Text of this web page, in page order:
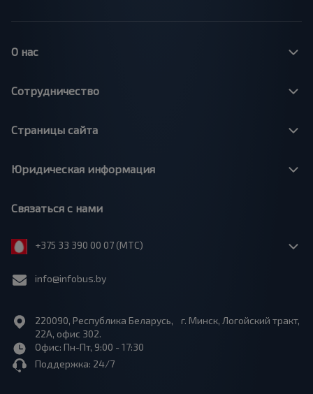
О нас
Сотрудничество
Страницы сайта
Юридическая информация
Связаться с нами
+375 33 390 00 07 (МТС)
info@infobus.by
220090, Республика Беларусь, г. Минск, Логойский тракт,
22А, офис 302.
Офис: Пн-Пт, 9:00 - 17:30
Поддержка: 24/7